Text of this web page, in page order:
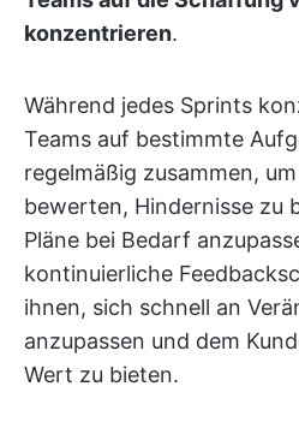
konzentrieren.
Während jedes Sprints
Teams auf bestimmte
regelmäßig zusammen,
bewerten, Hindernisse zu
Pläne bei Bedarf
kontinuierliche
ihnen, sich schnell an
anzupassen und dem
Wert zu bieten.